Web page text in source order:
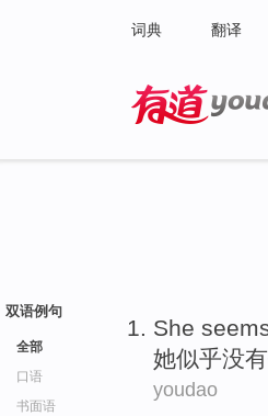
词典 翻译
双语例句
全部
口语
书面语
She
她似乎没
youdao